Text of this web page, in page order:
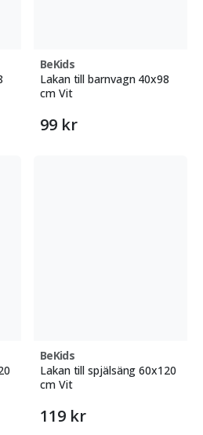
BeKids
Lakan till barnvagn 40x98
cm Vit
99 kr
BeKids
Lakan till spjälsäng 60x120
cm Vit
119 kr